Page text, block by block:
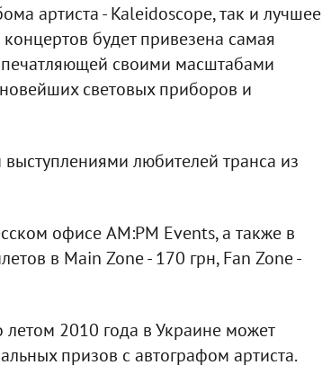
артиста - Kaleidoscope, так и лучшее
будет привезена самая
своими масштабами
световых приборов и
любителей транса из
офисе AM:PM Events, а также в
в Main Zone - 170 грн, Fan Zone -
2010 года в Украине может
призов с автографом артиста.